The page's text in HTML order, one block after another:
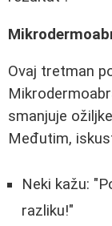
Ovaj tretman
smanjuje
Međutim,
Neki kažu:
razliku!"